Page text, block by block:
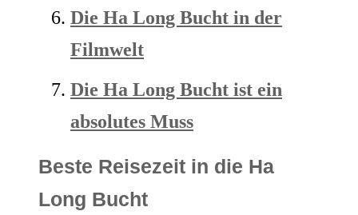
Die Ha Long Bucht in der
Filmwelt
Die Ha Long Bucht ist ein
absolutes Muss
Beste Reisezeit in die Ha
Long Bucht